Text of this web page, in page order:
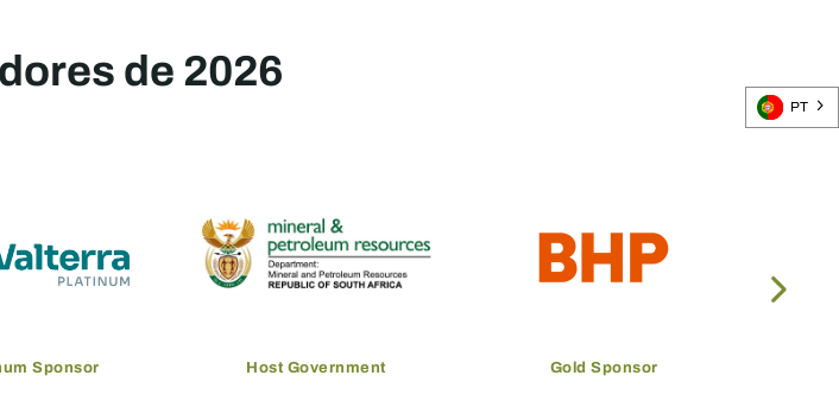
de 2026
Sponsor Host Government Gold Sponsor
PT